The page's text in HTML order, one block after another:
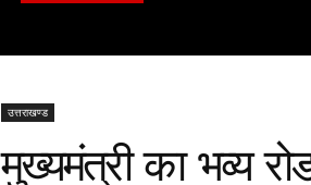
उत्तराखण्ड
मुख्यमंत्री का भव्य